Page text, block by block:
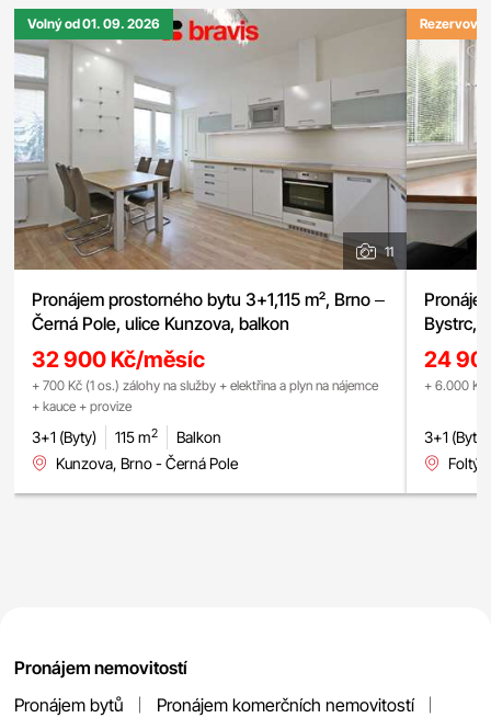
Volný od 01. 09. 2026
11
Pronájem prostorného bytu 3+1,115 m², Brno –
Černá Pole, ulice Kunzova, balkon
32 900 Kč/měsíc
+ 700 Kč (1 os.) zálohy na služby + elektřina a plyn na nájemce
+ kauce + provize
3+1 (Byty) 115 m2
Balkon
Kunzova, Brno - Černá Pole
Bystrc,
24
+ 6.000 Kč
3+1 (Byty)
Pronájem nemovitostí
Pronájem bytů
Pronájem komerčních nemovitostí